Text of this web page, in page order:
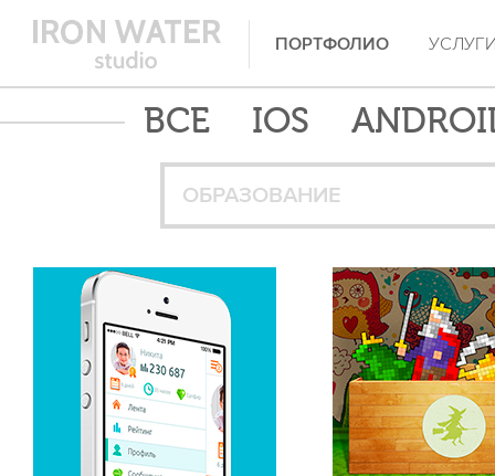
ПОРТФОЛИО
ВСЕ IOS
ОБРАЗОВАНИЕ